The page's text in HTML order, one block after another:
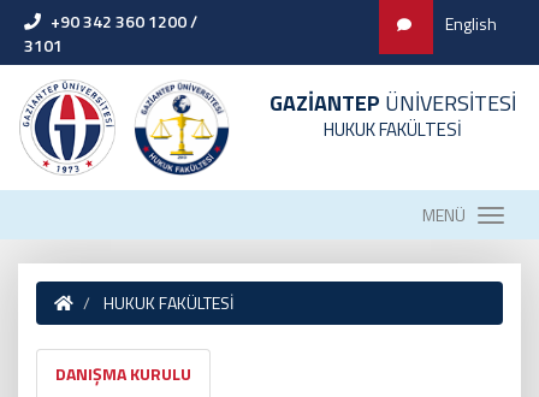
+90 342 360 1200 /
3101
English
GAZİANTEP ÜNİVERSİTESİ
HUKUK FAKÜLTESİ
MENÜ
HUKUK FAKÜLTESİ
DANIŞMA KURULU